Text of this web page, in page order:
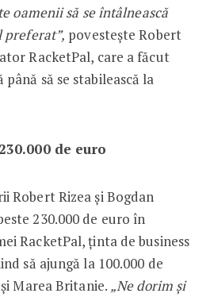
oamenii să se întâlnească
preferat”, povestește Robert
RacketPal, care a făcut
să se stabilească la
de euro
Robert Rizea și Bogdan
230.000 de euro în
RacketPal, ținta de business
să ajungă la 100.000 de
Marea Britanie. „Ne dorim și